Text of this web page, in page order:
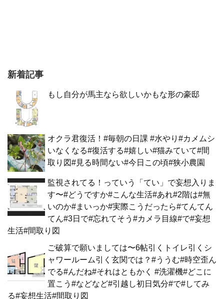
新着記事
もし自分が馬主なら欲しいかもな形の豪邸
オクラ君復活！#毎朝の日課 #水やり#カメムシ
いなくなる#復活する#嬉しい#猫みていて#間
取り図#見る時間ない#今日この頃#狭小農園
監視されてる！っていう「てい」で妄想入りま
す〜#どうですか#こんな生活#あれ#2階は#無
いのか#まいっか#実際こうだったら#てんてん
てん#3日で#忘れてそう#カメラ目線#で#妄想
生活#間取り図
ご破算で願いましては〜6帖引くトイレ引くシ
ャワールーム引く玄関では？#ううむ#時空歪ん
でる#んだね#それはともかく #洗濯機#どこに
置こう#などなど#引越し初日気分#で#してみ
る#妄想生活#間取り図